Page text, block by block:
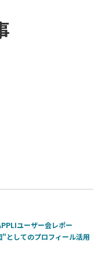
ユーザー会レポー
としてのプロフィール活用